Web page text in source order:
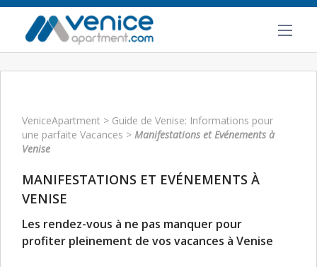
VeniceApartment > Guide de Venise: Informations pour
une parfaite Vacances > Manifestations et Evénements à
Venise
MANIFESTATIONS ET EVÉNEMENTS À
VENISE
Les rendez-vous à ne pas manquer pour
profiter pleinement de vos vacances à Venise